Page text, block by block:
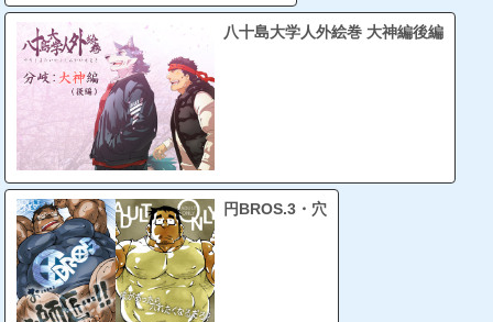
八十島大学人外絵巻 大神編後編
円BROS.3・穴